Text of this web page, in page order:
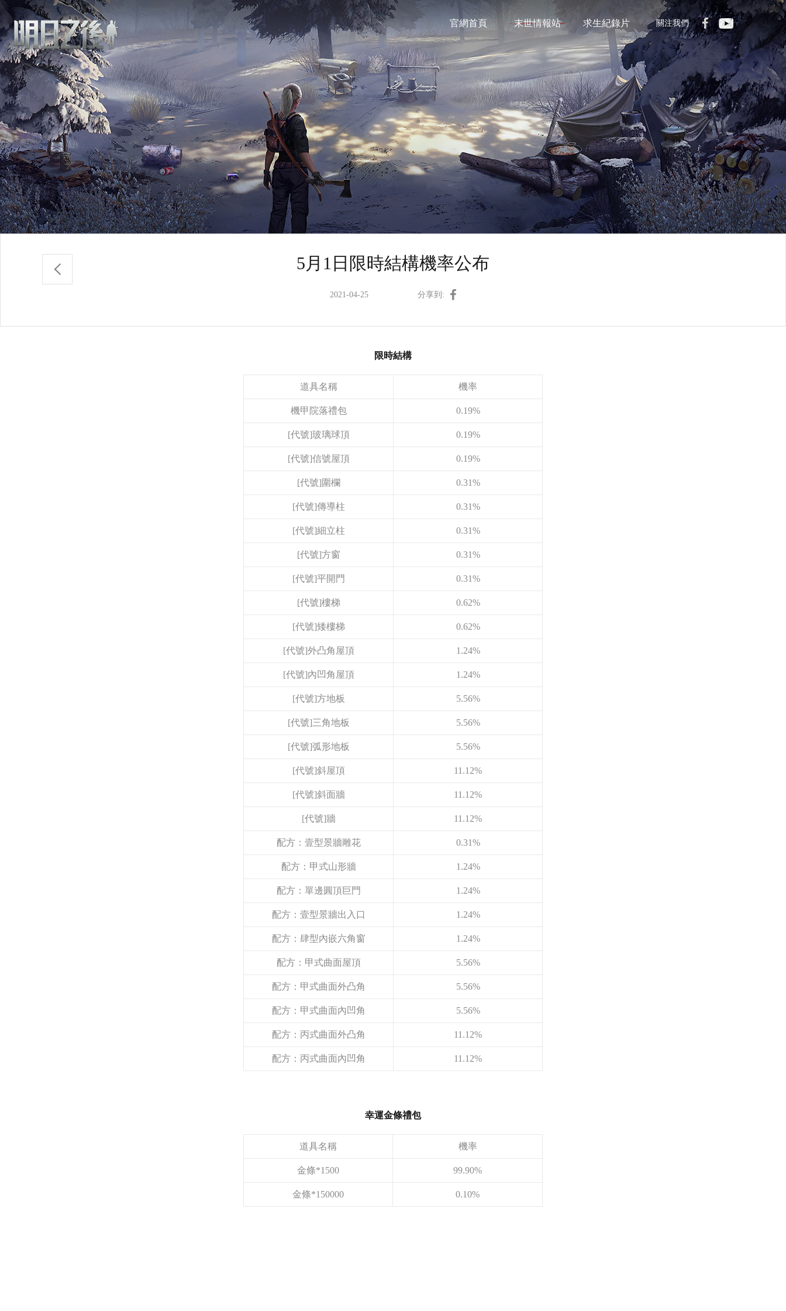
官網首頁 末世情報站 求生紀錄片 關注我們
5月1日限時結構機率公布
2021-04-25 分享到:
限時結構
道具名稱 機率
機甲院落禮包 0.19%
[代號]玻璃球頂 0.19%
[代號]信號屋頂 0.19%
[代號]圍欄 0.31%
[代號]傳導柱 0.31%
[代號]細立柱 0.31%
[代號]方窗 0.31%
[代號]平開門 0.31%
[代號]樓梯 0.62%
[代號]矮樓梯 0.62%
[代號]外凸角屋頂 1.24%
[代號]內凹角屋頂 1.24%
[代號]方地板 5.56%
[代號]三角地板 5.56%
[代號]弧形地板 5.56%
[代號]斜屋頂 11.12%
[代號]斜面牆 11.12%
[代號]牆 11.12%
配方：壹型景牆雕花 0.31%
配方：甲式山形牆 1.24%
配方：單邊圓頂巨門 1.24%
配方：壹型景牆出入口 1.24%
配方：肆型內嵌六角窗 1.24%
配方：甲式曲面屋頂 5.56%
配方：甲式曲面外凸角 5.56%
配方：甲式曲面內凹角 5.56%
配方：丙式曲面外凸角 11.12%
配方：丙式曲面內凹角 11.12%
幸運金條禮包
道具名稱 機率
金條*1500 99.90%
金條*150000 0.10%